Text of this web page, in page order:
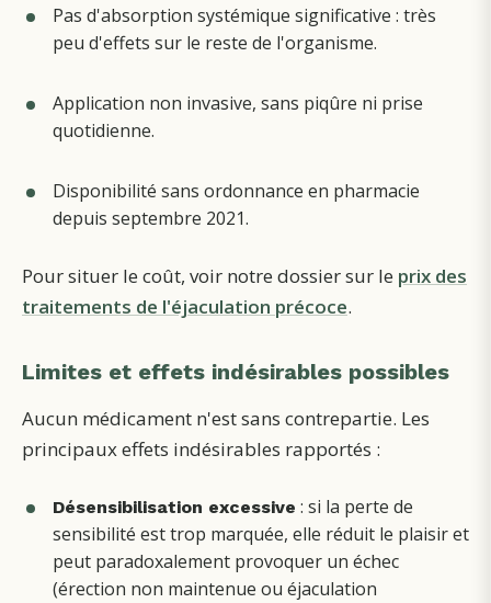
Pas d'absorption systémique significative : très
peu d'effets sur le reste de l'organisme.
Application non invasive, sans piqûre ni prise
quotidienne.
Disponibilité sans ordonnance en pharmacie
depuis septembre 2021.
Pour situer le coût, voir notre dossier sur le prix des
traitements de l'éjaculation précoce.
Limites et effets indésirables possibles
Aucun médicament n'est sans contrepartie. Les
principaux effets indésirables rapportés :
Désensibilisation excessive : si la perte de
sensibilité est trop marquée, elle réduit le plaisir et
peut paradoxalement provoquer un échec
(érection non maintenue ou éjaculation